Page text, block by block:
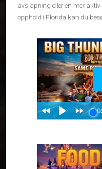
avslapning eller en mer
opphold i Florida kan du